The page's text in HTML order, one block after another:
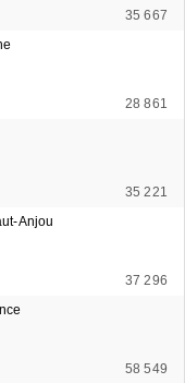
35 667
28 861
35 221
Anjou
37 296
58 549